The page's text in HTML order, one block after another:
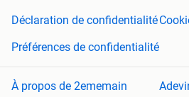
Déclaration de confidentialité
Préférences de confidentialité
À propos de 2ememain